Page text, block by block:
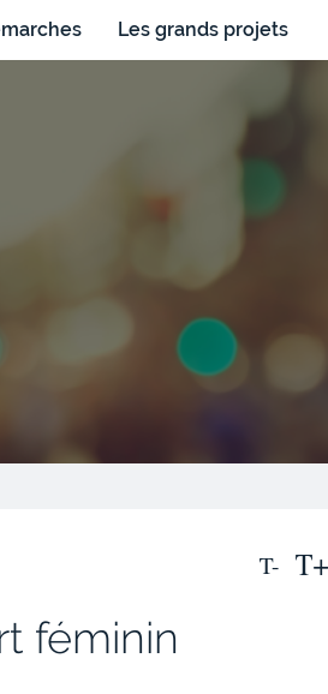
Les grands projets
féminin